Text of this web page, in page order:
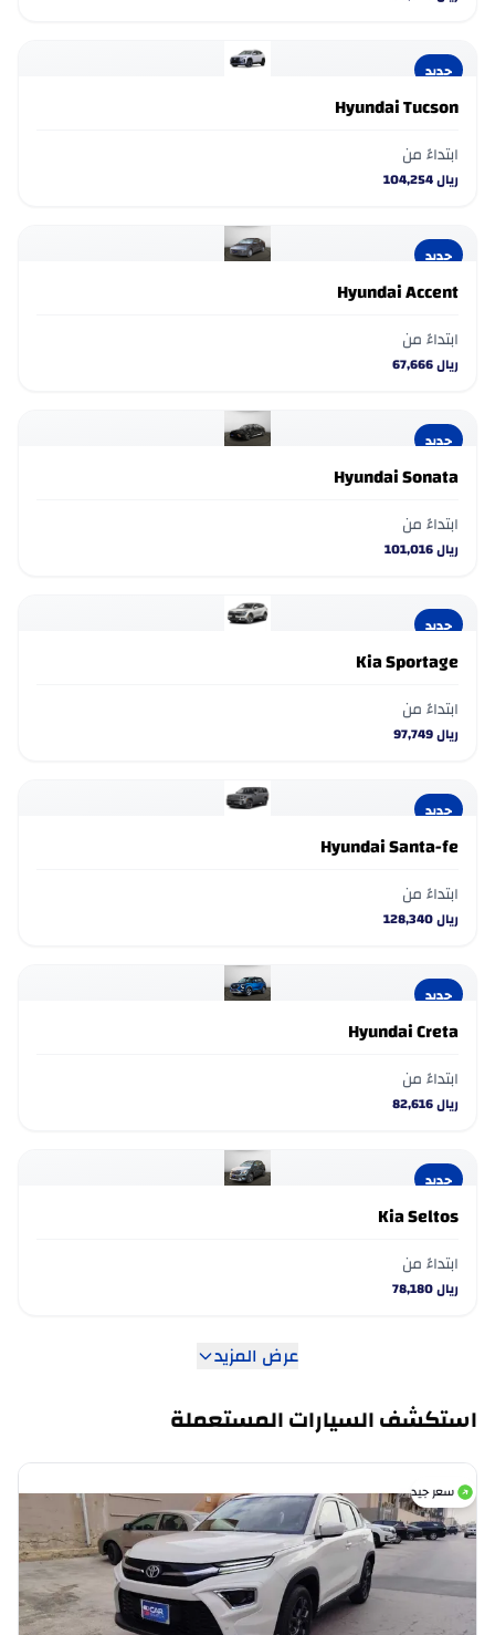
جديد
Hyundai Tucson
ابتداءً من
ريال104,254
جديد
Hyundai Accent
ابتداءً من
ريال67,666
جديد
Hyundai Sonata
ابتداءً من
ريال101,016
جديد
Kia Sportage
ابتداءً من
ريال97,749
جديد
Hyundai Santa-fe
ابتداءً من
ريال128,340
جديد
Hyundai Creta
ابتداءً من
ريال82,616
جديد
Kia Seltos
ابتداءً من
ريال78,180
عرض المزيد
استكشف السيارات المستعملة
سعر جيد